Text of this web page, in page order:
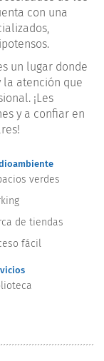
con una
un lugar donde
la atención que
¡Les
y a confiar en
verdes
de tiendas
fácil